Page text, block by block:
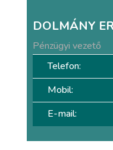
DOLMÁNY
Pénzügyi vezető
Telefon:
Mobil:
E-mail: